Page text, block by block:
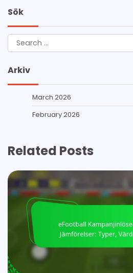
Sök
Search
for:
Arkiv
March 2026
February 2026
Related Posts